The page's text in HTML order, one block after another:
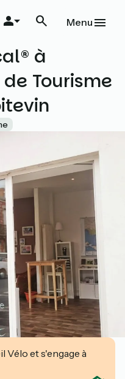
Menu
à
de Tourisme
Vélo et s'engage à